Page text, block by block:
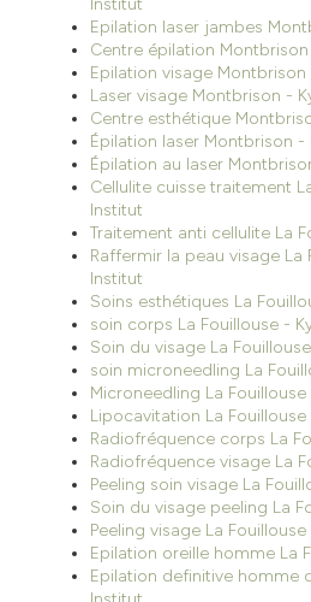
Epilation laser jambes
Centre épilation
Epilation visage
Laser visage Montbrison -
Centre esthétique
Épilation laser Montbrison -
Épilation au laser
Cellulite cuisse traitement
Institut
Traitement anti cellulite La
Raffermir la peau visage La
Institut
Soins esthétiques La
soin corps La Fouillouse -
Soin du visage La
soin microneedling La
Microneedling La
Lipocavitation La
Radiofréquence corps La
Radiofréquence visage La
Peeling soin visage La
Soin du visage peeling La
Peeling visage La
Epilation oreille homme La
Epilation definitive homme